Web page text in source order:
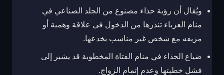
ويُقال أن رؤية حذاء مصنوع من الجلد الصناعي في
منام العزباء تنذرها من الدخول في علاقة وهمية أو
مزيفه مع شخص غير مناسب يخدعها.
ضياع الحذاء في منام الفتاة المخطوبة قد يشير إلى
فشل خطبتها وعدم إتمام الزواج.